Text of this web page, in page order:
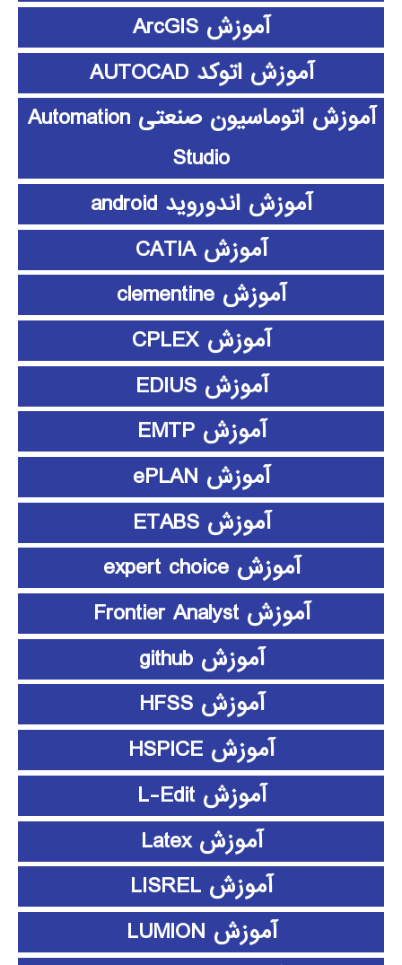
آموزش ArcGIS
آموزش اتوکد AUTOCAD
آموزش اتوماسیون صنعتی Automation
Studio
آموزش اندوروید android
آموزش CATIA
آموزش clementine
آموزش CPLEX
آموزش EDIUS
آموزش EMTP
آموزش ePLAN
آموزش ETABS
آموزش expert choice
آموزش Frontier Analyst
آموزش github
آموزش HFSS
آموزش HSPICE
آموزش L-Edit
آموزش Latex
آموزش LISREL
آموزش LUMION